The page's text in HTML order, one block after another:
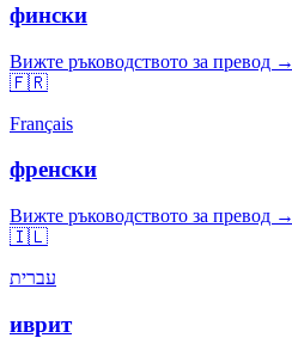
фински
Вижте ръководството за превод →
🇫🇷
Français
френски
Вижте ръководството за превод →
🇮🇱
עברית
иврит